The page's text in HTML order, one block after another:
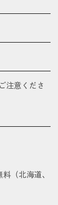
注意くださ
（北海道、